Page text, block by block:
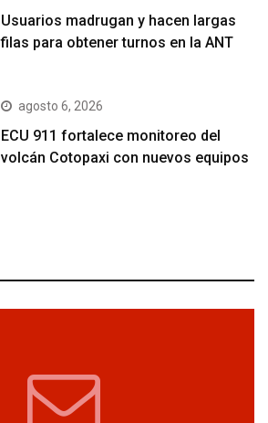
Usuarios madrugan y hacen largas
filas para obtener turnos en la ANT
agosto 6, 2026
ECU 911 fortalece monitoreo del
volcán Cotopaxi con nuevos equipos